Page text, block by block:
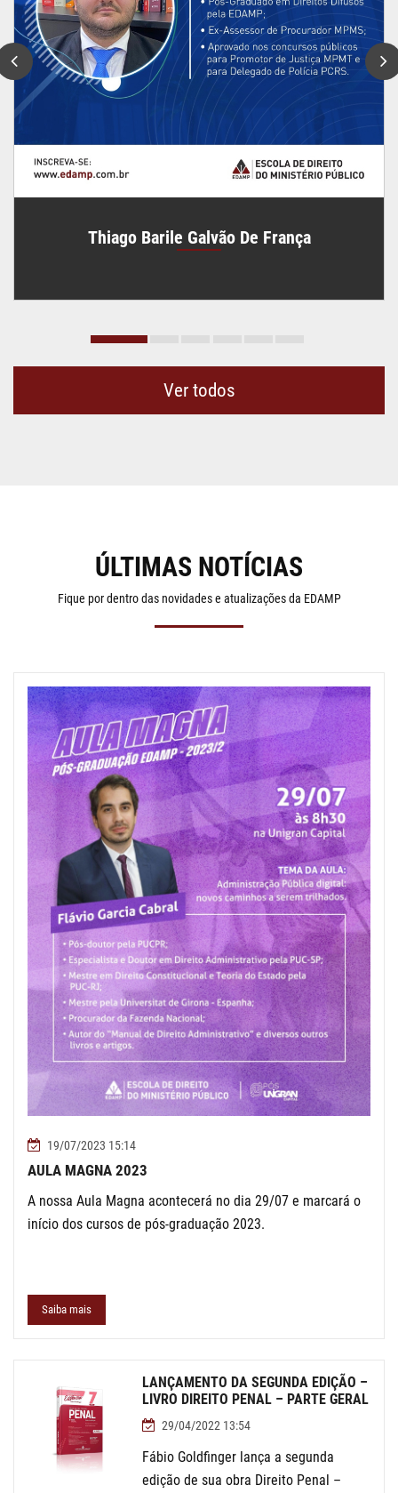
Thiago Barile Galvão De França
Ver todos
ÚLTIMAS NOTÍCIAS
Fique por dentro das novidades e atualizações da EDAMP
19/07/2023 15:14
AULA MAGNA 2023
A nossa Aula Magna acontecerá no dia 29/07 e marcará o
início dos cursos de pós-graduação 2023.
Saiba mais
LANÇAMENTO DA SEGUNDA EDIÇÃO –
LIVRO DIREITO PENAL – PARTE GERAL
29/04/2022 13:54
Fábio Goldfinger lança a segunda
edição de sua obra Direito Penal –